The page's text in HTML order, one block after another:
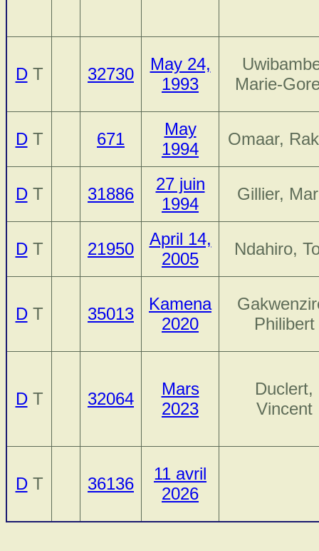
DT 32730
May 24,
1993
Marie-
DT 671
May
1994
Omaar,
DT 31886
27 juin
1994
Gillier,
DT 21950
April 14,
2005
Ndahiro,
DT 35013
Kamena
2020
Philibert
DT 32064
Mars
2023
Duclert,
Vincent
DT 36136
11 avril
2026